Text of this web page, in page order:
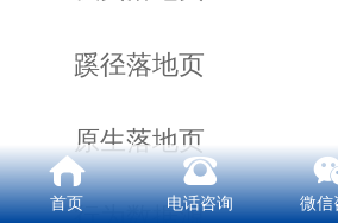
蹊径落地页
原生落地页
行为数据源
首页 电话咨询 微信